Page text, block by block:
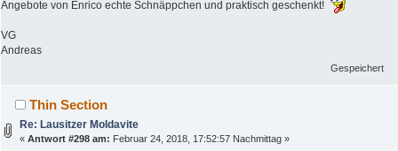
Angebote von Enrico echte Schnäppchen und praktisch geschenkt!
VG
Andreas
Gespeichert
Thin Section
Re: Lausitzer Moldavite
«Antwort #298 am: Februar 24, 2018, 17:52:57 Nachmittag »